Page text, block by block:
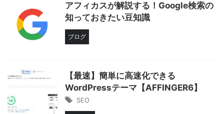
アフィカスが解説する！Google検索の
知っておきたい豆知識
ブログ
【最速】簡単に高速化できる
WordPressテーマ【AFFINGER6】
SEO